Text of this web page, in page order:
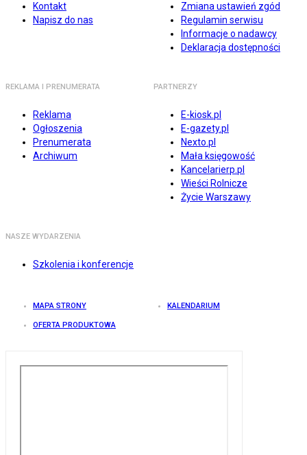
Kontakt
Napisz do nas
Zmiana ustawień zgód
Regulamin serwisu
Informacje o nadawcy
Deklaracja dostępności
REKLAMA I PRENUMERATA
Reklama
Ogłoszenia
Prenumerata
Archiwum
PARTNERZY
E-kiosk.pl
E-gazety.pl
Nexto.pl
Mała księgowość
Kancelarierp.pl
Wieści Rolnicze
Życie Warszawy
NASZE WYDARZENIA
Szkolenia i konferencje
MAPA STRONY KALENDARIUM
OFERTA PRODUKTOWA